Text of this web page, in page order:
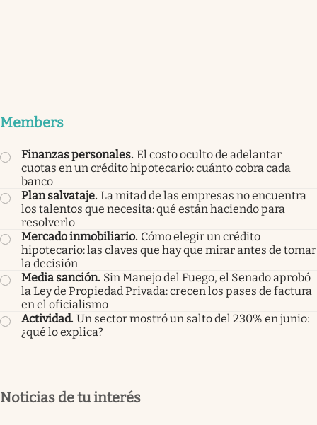
Members
Finanzas personales. El costo oculto de adelantar
cuotas en un crédito hipotecario: cuánto cobra cada
banco
Plan salvataje. La mitad de las empresas no encuentra
los talentos que necesita: qué están haciendo para
resolverlo
Mercado inmobiliario. Cómo elegir un crédito
hipotecario: las claves que hay que mirar antes de tomar
la decisión
Media sanción. Sin Manejo del Fuego, el Senado aprobó
la Ley de Propiedad Privada: crecen los pases de factura
en el oficialismo
Actividad. Un sector mostró un salto del 230% en junio:
¿qué lo explica?
Noticias de tu interés